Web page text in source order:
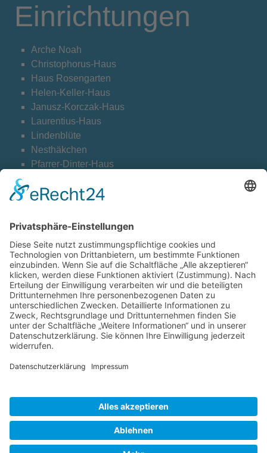
Einrichtungen
Arche Noah
Christophorus-Haus
Haus Rosengarten
Helen-Keller-Haus
Janusz-Korczak-Haus
Laurentius-Haus
Lindenblüte
Nesthäkchen
Pfarrer-Dinter-Haus
Kontakt
Archiv
Downloads Datenschutz
Datenschutzerklärung
Barrierefreiheitserklärung
Impressum
© Diakonie Libera
Webdesign CARA WEBB